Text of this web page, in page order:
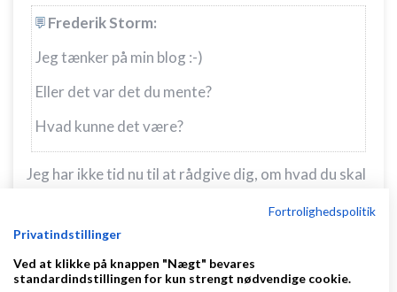
Frederik Storm:
Jeg tænker på min blog :-)
Eller det var det du mente?
Hvad kunne det være?
Jeg har ikke tid nu til at rådgive dig, om hvad du skal
anbefale at du høre denne1 time og 15 minutter
Fortrolighedspolitik
Privatindstillinger
Ved at klikke på knappen "Nægt" bevares
standardindstillingen for kun strengt nødvendige cookie.